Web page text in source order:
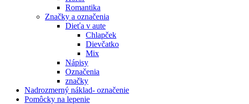
Romantika
Značky a označenia
Dieťa v aute
Chlapček
Dievčatko
Mix
Nápisy
Označenia
značky
Nadrozmerný náklad- označenie
Pomôcky na lepenie